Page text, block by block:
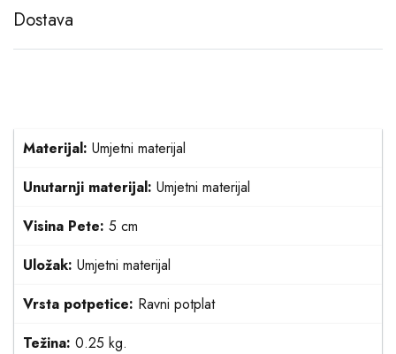
Dostava
Materijal: Umjetni materijal
Unutarnji materijal: Umjetni materijal
Visina Pete: 5 cm
Uložak: Umjetni materijal
Vrsta potpetice: Ravni potplat
Težina: 0.25 kg.